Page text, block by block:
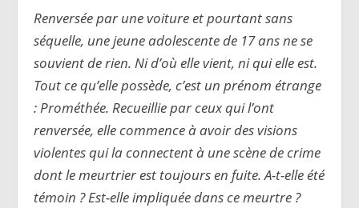
Renversée par une voiture et pourtant sans
séquelle, une jeune adolescente de 17 ans ne se
souvient de rien. Ni d’où elle vient, ni qui elle est.
Tout ce qu’elle possède, c’est un prénom étrange
: Prométhée. Recueillie par ceux qui l’ont
renversée, elle commence à avoir des visions
violentes qui la connectent à une scène de crime
dont le meurtrier est toujours en fuite. A-t-elle été
témoin ? Est-elle impliquée dans ce meurtre ?